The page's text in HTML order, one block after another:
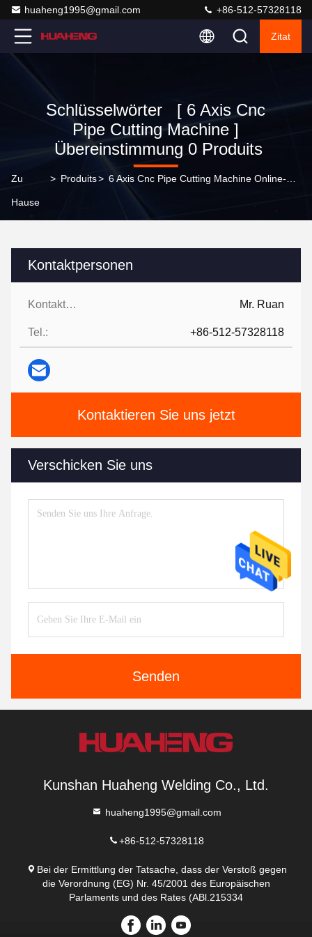
huaheng1995@gmail.com +86-512-57328118
Zitat
Schlüsselwörter [ 6 Axis Cnc
Pipe Cutting Machine ]
Übereinstimmung 0 Produits
Zu
Hause
> Produits>
Kontaktpersonen
Kontaktpersonen: Mr. Ruan
Tel.: +86-512-57328118
Kontaktieren Sie uns jetzt
Verschicken Sie uns
Senden
Kunshan Huaheng Welding Co., Ltd.
huaheng1995@gmail.com
+86-512-57328118
Bei der Ermittlung der Tatsache, dass der Verstoß gegen
die Verordnung (EG) Nr. 45/2001 des Europäischen
Parlaments und des Rates (ABl.215334